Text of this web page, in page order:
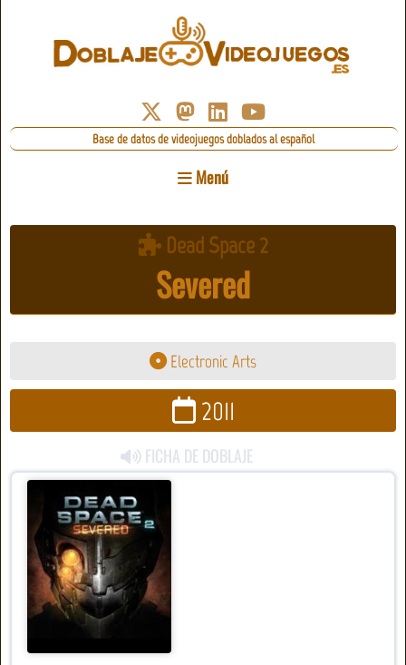
Base de datos de videojuegos doblados al español
Menú
Dead Space 2
Severed
Electronic Arts
2011
FICHA DE DOBLAJE